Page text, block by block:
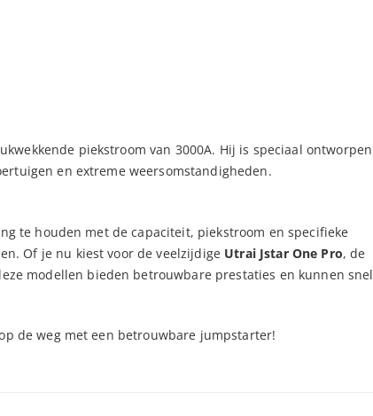
piekstroom van 3000A. Hij is speciaal ontworpen
en extreme weersomstandigheden.
te houden met de capaciteit, piekstroom en specifieke
Of je nu kiest voor de veelzijdige Utrai Jstar One Pro, de
modellen bieden betrouwbare prestaties en kunnen snel
de weg met een betrouwbare jumpstarter!